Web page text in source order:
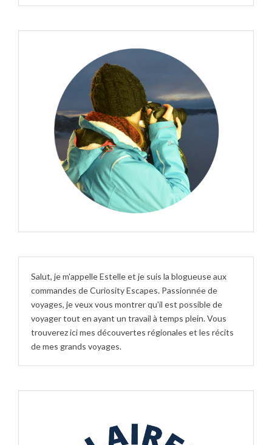
Salut, je m'appelle Estelle et je suis la blogueuse aux
commandes de Curiosity Escapes. Passionnée de
voyages, je veux vous montrer qu'il est possible de
voyager tout en ayant un travail à temps plein. Vous
trouverez ici mes découvertes régionales et les récits
de mes grands voyages.